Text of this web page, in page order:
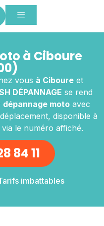
à Ciboure
vous à Ciboureet
DÉPANNAGE se rend
dépannage motoavec
disponible à
le numéro affiché.
84 11
imbattables